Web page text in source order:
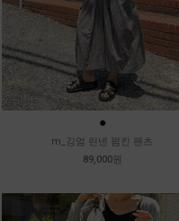
●
m_깅엄 린넨 펌킨 팬츠
89,000원